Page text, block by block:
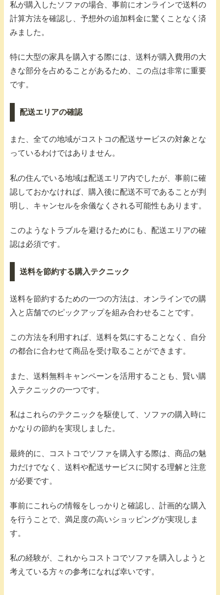
私が購入したソファの場合、事前にオンラインで送料の
計算方法を確認し、予想外の追加料金に驚くことなく済
みました。
特に大型の家具を購入する際には、送料が購入費用の大
きな部分を占めることがあるため、この点は非常に重要
です。
配送エリアの確認
また、全ての地域がコストコの配送サービスの対象とな
っているわけではありません。
私の住んでいる地域は配送エリア内でしたが、事前に確
認しておかなければ、購入後に配送不可であることが判
明し、キャンセルを余儀なくされる可能性もあります。
このようなトラブルを避けるためにも、配送エリアの確
認は必須です。
送料を節約する購入テクニック
送料を節約するための一つの方法は、オンラインでの購
入と店舗でのピックアップを組み合わせることです。
この方法を利用すれば、送料を気にすることなく、自分
の都合に合わせて商品を受け取ることができます。
また、送料無料キャンペーンを活用することも、賢い購
入テクニックの一つです。
私はこれらのテクニックを駆使して、ソファの購入時に
かなりの節約を実現しました。
最終的に、コストコでソファを購入する際は、商品の魅
力だけでなく、送料や配送サービスに関する理解と注意
が必要です。
事前にこれらの情報をしっかりと確認し、計画的な購入
を行うことで、満足度の高いショッピングが実現しま
す。
私の経験が、これからコストコでソファを購入しようと
考えている方々の参考になれば幸いです。